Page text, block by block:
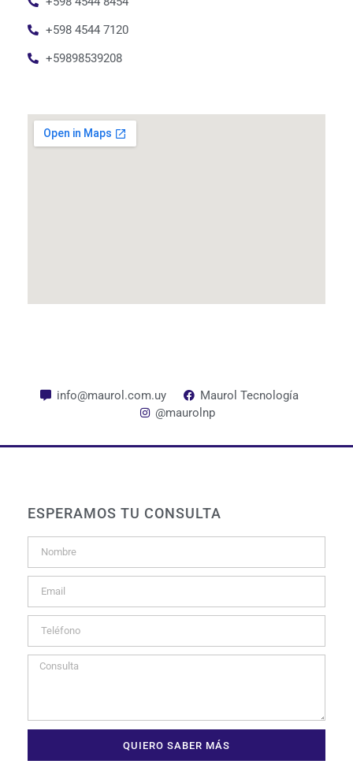
+598 4544 7120
+59898539208
info@maurol.com.uy
Maurol Tecnología
@maurolnp
ESPERAMOS TU CONSULTA
QUIERO SABER MÁS